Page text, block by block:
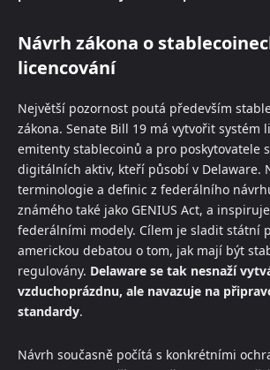
Návrh zákona o
licencování
Největší pozornost poutá především
zákona. Senate Bill 19 má vytvořit systém
emitenty stablecoinů a pro poskytovatele
digitálních aktiv, kteří působí v Delaware.
terminologie a definic z federálního
známého také jako GENIUS Act, a
federálními modely. Cílem je sladit státní
americkou debatou o tom, jak mají být
regulovány. Delaware se tak nesnaží
vzduchoprázdnu, ale navazuje na
standardy.
Návrh současně počítá s konkrétními